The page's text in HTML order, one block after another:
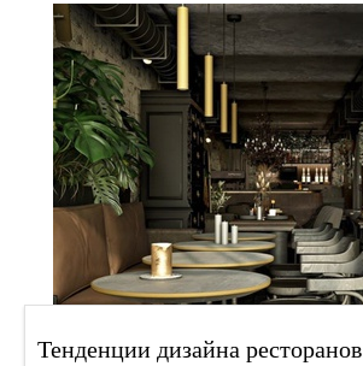
Тенденции дизайна ресторанов